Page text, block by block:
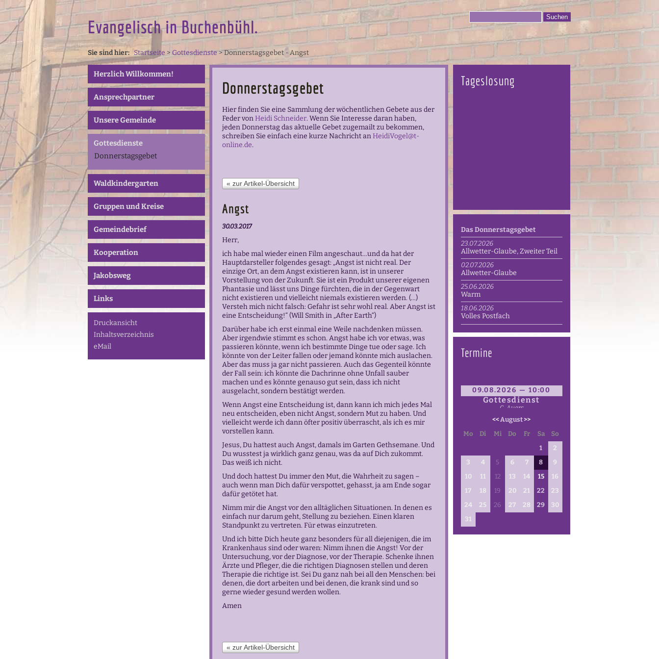
Evangelisch in Buchenbühl.
Sie sind hier:Startseite > Gottesdienste>Donnerstagsgebet - Angst
Herzlich Willkommen!
Ansprechpartner
Unsere Gemeinde
Gottesdienste
Donnerstagsgebet
Waldkindergarten
Gruppen und Kreise
Gemeindebrief
Kooperation
Jakobsweg
Links
Druckansicht
Inhaltsverzeichnis
eMail
Donnerstagsgebet
Hier finden Sie eine Sammlung der wöchentlichen Gebete aus der
Feder vonHeidi Schneider. Wenn Sie Interesse daran haben,
jeden Donnerstag das aktuelle Gebet zugemailt zu bekommen,
schreiben Sie einfach eine kurze Nachricht anHeidiVogel@t-
online.de.
« zur Artikel-Übersicht
Angst
30.03.2017
Herr,
ich habe mal wieder einen Film angeschaut…und da hat der
Hauptdarsteller folgendes gesagt: „Angst ist nicht real. Der
einzige Ort, an dem Angst existieren kann, ist in unserer
Vorstellung von der Zukunft. Sie ist ein Produkt unserer eigenen
Phantasie und lässt uns Dinge fürchten, die in der Gegenwart
nicht existieren und vielleicht niemals existieren werden. (…)
Versteh mich nicht falsch: Gefahr ist sehr wohl real. Aber Angst ist
eine Entscheidung!“ (Will Smith in „After Earth“)
Darüber habe ich erst einmal eine Weile nachdenken müssen.
Aber irgendwie stimmt es schon. Angst habe ich vor etwas, was
passieren könnte, wenn ich bestimmte Dinge tue oder sage. Ich
könnte von der Leiter fallen oder jemand könnte mich auslachen.
Aber das muss ja gar nicht passieren. Auch das Gegenteil könnte
der Fall sein: ich könnte die Dachrinne ohne Unfall sauber
machen und es könnte genauso gut sein, dass ich nicht
ausgelacht, sondern bestätigt werden.
Wenn Angst eine Entscheidung ist, dann kann ich mich jedes Mal
neu entscheiden, eben nicht Angst, sondern Mut zu haben. Und
vielleicht werde ich dann öfter positiv überrascht, als ich es mir
vorstellen kann.
Jesus, Du hattest auch Angst, damals im Garten Gethsemane. Und
Du wusstest ja wirklich ganz genau, was da auf Dich zukommt.
Das weiß ich nicht.
Und doch hattest Du immer den Mut, die Wahrheit zu sagen –
auch wenn man Dich dafür verspottet, gehasst, ja am Ende sogar
dafür getötet hat.
Nimm mir die Angst vor den alltäglichen Situationen. In denen es
einfach nur darum geht, Stellung zu beziehen. Einen klaren
Standpunkt zu vertreten. Für etwas einzutreten.
Und ich bitte Dich heute ganz besonders für all diejenigen, die im
Krankenhaus sind oder waren: Nimm ihnen die Angst! Vor der
Untersuchung, vor der Diagnose, vor der Therapie. Schenke ihnen
Ärzte und Pfleger, die die richtigen Diagnosen stellen und deren
Therapie die richtige ist. Sei Du ganz nah bei all den Menschen: bei
denen, die dort arbeiten und bei denen, die krank sind und so
gerne wieder gesund werden wollen.
Amen
« zur Artikel-Übersicht
Tageslosung
Das Donnerstagsgebet
23.07.2026
Allwetter-Glaube, Zweiter Teil
02.07.2026
Allwetter-Glaube
25.06.2026
Warm
18.06.2026
Volles Postfach
Termine
09.08.2026 — 10:00
Gottesdienst
C. Auers
Gottesdienst
T. Auers
<<August>>
Mo
Di Mi Do Fr Sa
So
1
2
3
4 5 6 7 8
9
10
11 12 13 14 15
16
17
18 19 20 21 22
23
24
25 26 27 28 29
30
31